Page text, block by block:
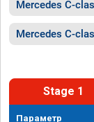
Mercedes C-
Mercedes C-
Stage 1
Параметр